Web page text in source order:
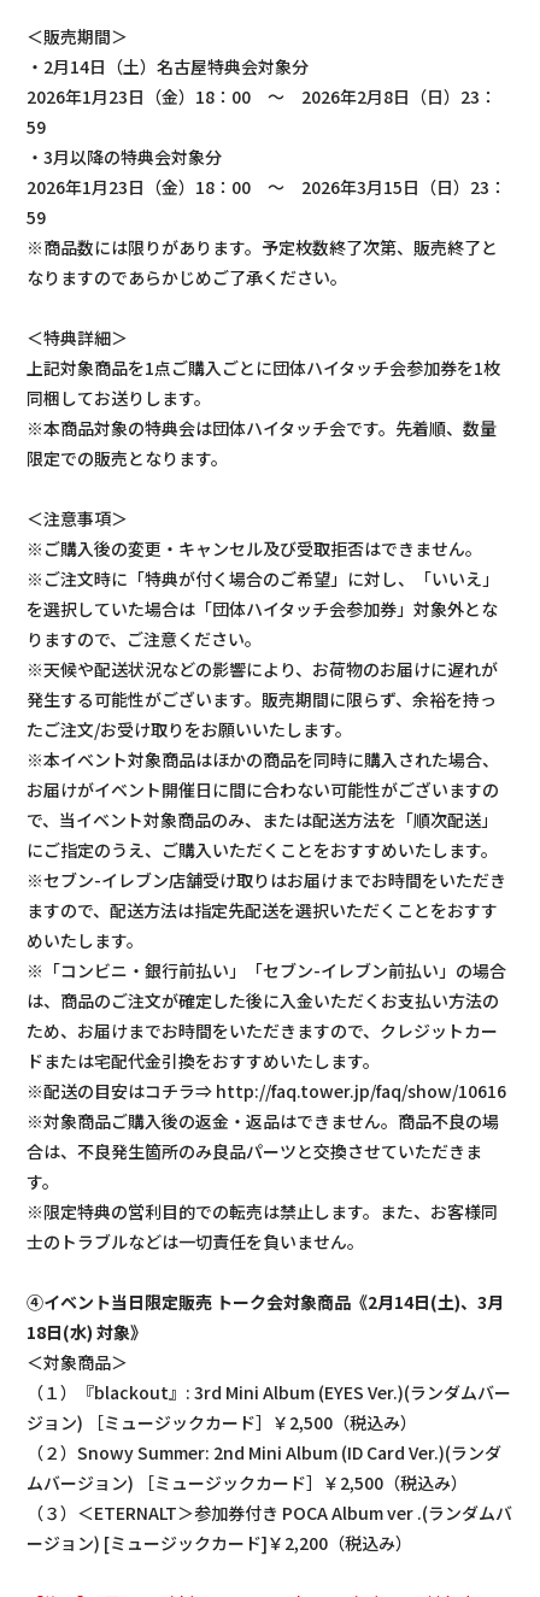
＜販売期間＞
・2月14日（土）名古屋特典会対象分
2026年1月23日（金）18：00 ～ 2026年2月8日（日）23：
59
・3月以降の特典会対象分
2026年1月23日（金）18：00 ～ 2026年3月15日（日）23：
59
※商品数には限りがあります。予定枚数終了次第、販売終了と
なりますのであらかじめご了承ください。
＜特典詳細＞
上記対象商品を1点ご購入ごとに団体ハイタッチ会参加券を1枚
同梱してお送りします。
※本商品対象の特典会は団体ハイタッチ会です。先着順、数量
限定での販売となります。
＜注意事項＞
※ご購入後の変更・キャンセル及び受取拒否はできません。
※ご注文時に「特典が付く場合のご希望」に対し、「いいえ」
を選択していた場合は「団体ハイタッチ会参加券」対象外とな
りますので、ご注意ください。
※天候や配送状況などの影響により、お荷物のお届けに遅れが
発生する可能性がございます。販売期間に限らず、余裕を持っ
たご注文/お受け取りをお願いいたします。
※本イベント対象商品はほかの商品を同時に購入された場合、
お届けがイベント開催日に間に合わない可能性がございますの
で、当イベント対象商品のみ、または配送方法を「順次配送」
にご指定のうえ、ご購入いただくことをおすすめいたします。
※セブン-イレブン店舗受け取りはお届けまでお時間をいただき
ますので、配送方法は指定先配送を選択いただくことをおすす
めいたします。
※「コンビニ・銀行前払い」「セブン-イレブン前払い」の場合
は、商品のご注文が確定した後に入金いただくお支払い方法の
ため、お届けまでお時間をいただきますので、クレジットカー
ドまたは宅配代金引換をおすすめいたします。
※配送の目安はコチラ⇒ http://faq.tower.jp/faq/show/10616
※対象商品ご購入後の返金・返品はできません。商品不良の場
合は、不良発生箇所のみ良品パーツと交換させていただきま
す。
※限定特典の営利目的での転売は禁止します。また、お客様同
士のトラブルなどは一切責任を負いません。
④イベント当日限定販売 トーク会対象商品《2月14日(土)、3月
18日(水) 対象》
＜対象商品＞
（１）『blackout』: 3rd Mini Album (EYES Ver.)(ランダムバー
ジョン) ［ミュージックカード］￥2,500（税込み）
（２）Snowy Summer: 2nd Mini Album (ID Card Ver.)(ランダ
ムバージョン) ［ミュージックカード］￥2,500（税込み）
（３）＜ETERNALT＞参加券付き POCA Album ver .(ランダムバ
ージョン) [ミュージックカード]￥2,200（税込み）